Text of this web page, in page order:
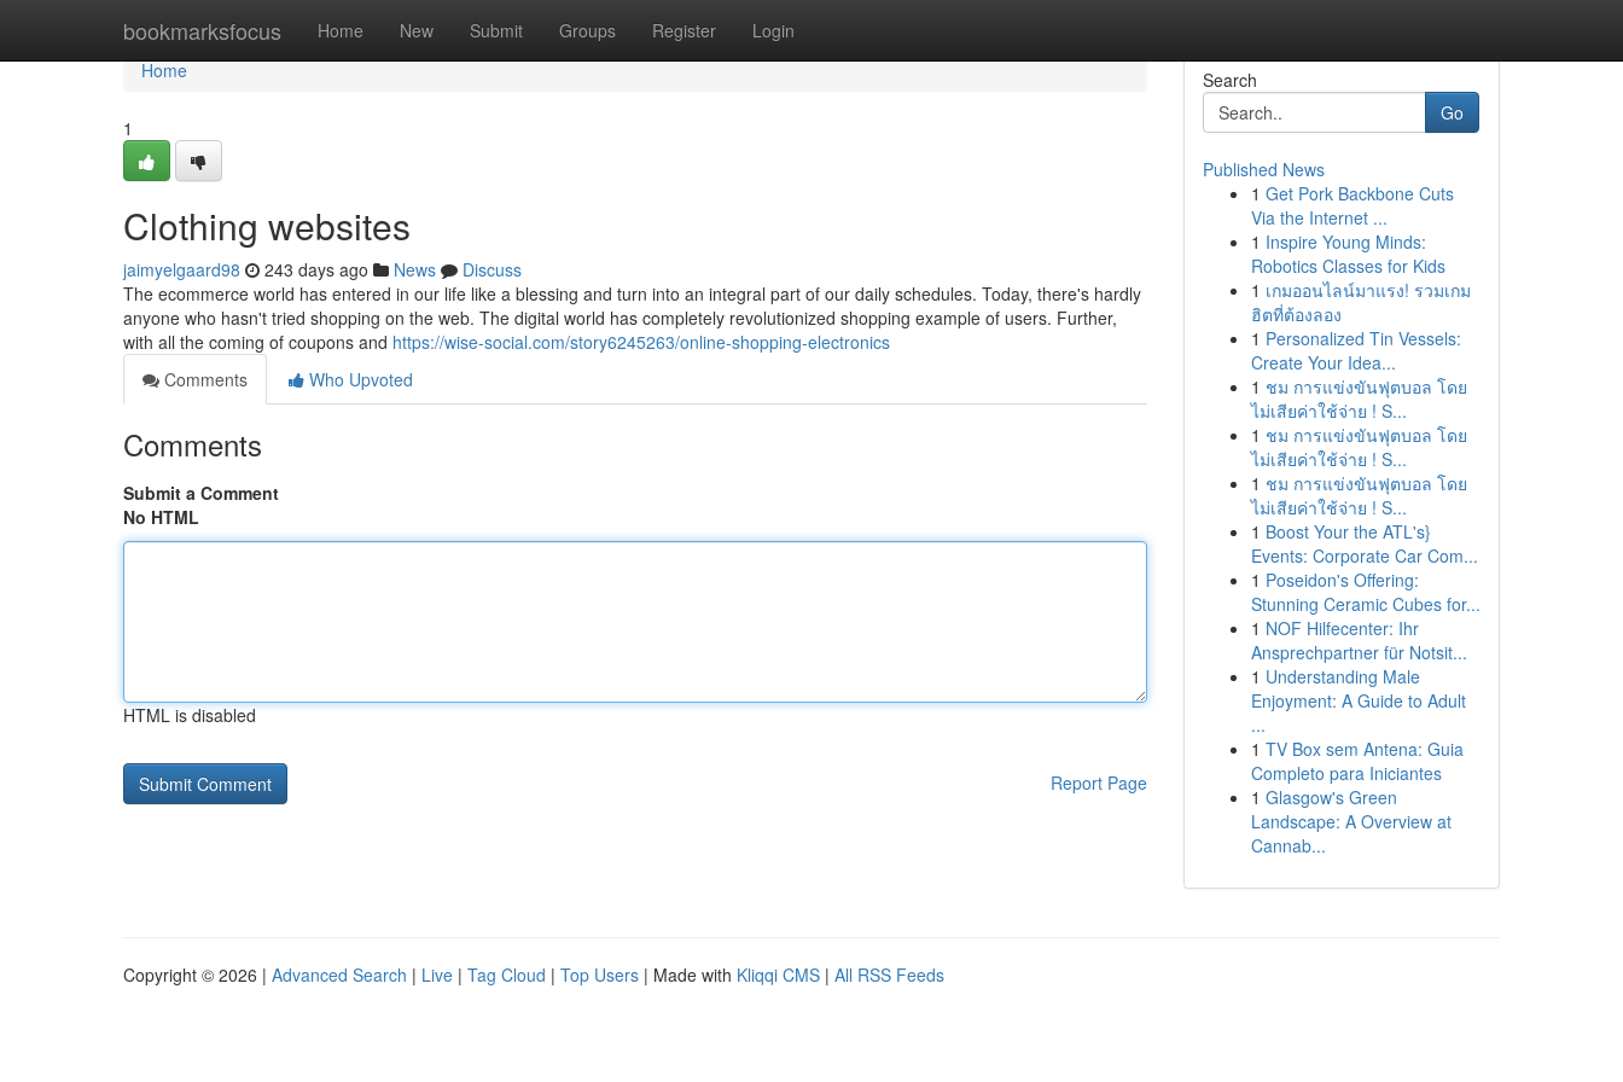
bookmarksfocus Home New Submit Groups Register Login
Home
Home
1
Clothing websites
jaimyelgaard98 243 days ago News
Discuss
The ecommerce world has entered in our life like a blessing and turn into an integral part of our daily schedules. Today, there's hardly
anyone who hasn't tried shopping on the web. The digital world has completely revolutionized shopping example of users. Further,
with all the coming of coupons and https://wise-social.com/story6245263/online-shopping-electronics
Comments
Who Upvoted
Comments
Submit a Comment
No HTML
HTML is disabled
Report Page
Search
Go
Published News
1 Get Pork Backbone Cuts
Via the Internet ...
1 Inspire Young Minds:
Robotics Classes for Kids
1 เกมออนไลน์มาแรง! รวมเกม
ฮิตที่ต้องลอง
1 Personalized Tin Vessels:
Create Your Idea...
1 ชม การแข่งขันฟุตบอล โดย
ไม่เสียค่าใช้จ่าย ! S...
1 ชม การแข่งขันฟุตบอล โดย
ไม่เสียค่าใช้จ่าย ! S...
1 ชม การแข่งขันฟุตบอล โดย
ไม่เสียค่าใช้จ่าย ! S...
1 Boost Your the ATL's}
Events: Corporate Car Com...
1 Poseidon's Offering:
Stunning Ceramic Cubes for...
1 NOF Hilfecenter: Ihr
Ansprechpartner für Notsit...
1 Understanding Male
Enjoyment: A Guide to Adult
...
1 TV Box sem Antena: Guia
Completo para Iniciantes
1 Glasgow's Green
Landscape: A Overview at
Cannab...
Copyright © 2026 | Advanced Search | Live | Tag Cloud | Top Users | Made with Kliqqi CMS | All RSS Feeds